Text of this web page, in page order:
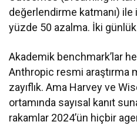
değerlendirme katmanı)
yüzde 50 azalma. İki
Akademik benchmark’lar
Anthropic resmi araştırma
zayıflık. Ama Harvey ve
ortamında sayısal kanıt
rakamlar 2024’ün hiçbir